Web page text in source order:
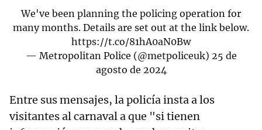
We've been planning the policing operation for
many months. Details are set out at the link below.
https://t.co/81hA0aN0Bw
— Metropolitan Police (@metpoliceuk) 25 de
agosto de 2024
Entre sus mensajes, la policía insta a los
visitantes al carnaval a que "si tienen